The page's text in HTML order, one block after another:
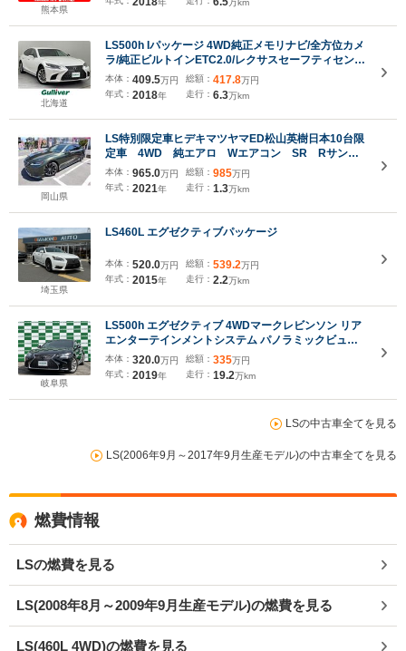
熊本県
スプレイ・電動サンシェード
年 万km
北海道
LS500h Iパッケージ 4WD純正メモリナビ/全方位カメ
ラ/純正ビルトインETC2.0/レクサスセーフティセンス/
レーダークルーズコントロール/ブラインドスポット
モニター/前席パワーシート/前席エアシート/前席シー
本体： 409.5万円
年式： 2018年
総額： 417.8万円
走行： 6.3万km
岡山県
LS特別限定車ヒデキマツヤマED松山英樹日本10台限
定車 4WD 純エアロ Wエアコン SR Rサンシ
ェード パワーバックドア 茶革Pシート シート
H・シートクーラ ナビTVBカメラ デジタルインナ
ーミラー 全方位 BSM Cソナー
本体： 965.0万円
年式： 2021年
総額： 985万円
走行： 1.3万km
埼玉県
LS460L エグゼクティブパッケージ
本体： 520.0万円
年式： 2015年
総額： 539.2万円
走行： 2.2万km
岐阜県
LS500h エグゼクティブ 4WDマークレビンソン リア
エンターテインメントシステム パノラミックビュー
モニター HUD デジタルインナーミラー シートヒータ
ー シートクーラー マッサージ機能 3眼ヘッドライト
本体： 320.0万円
年式： 2019年
総額： 335万円
走行： 19.2万km
LSの中古車全てを見る
LS(2006年9月～2017年9月生産モデル)の中古車全てを見る
燃費情報
LSの燃費を見る
LS(2008年8月～2009年9月生産モデル)の燃費を見る
LS(460L 4WD)の燃費を見る